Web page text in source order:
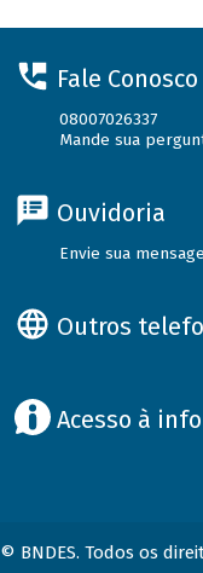
Fale Conosco
08007026337
Mande sua
Ouvidoria
Envie sua
Outros
Acesso à
© BNDES. Todos os